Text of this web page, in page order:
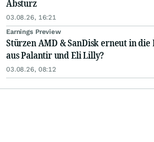
Absturz
03.08.26, 16:21
Earnings Preview
Stürzen AMD & SanDisk erneut in die
aus Palantir und Eli Lilly?
03.08.26, 08:12